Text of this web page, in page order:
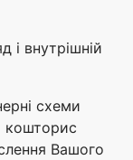
і внутрішній
схеми
кошторис
Вашого